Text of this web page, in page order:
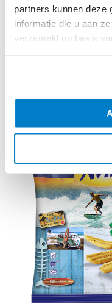
partners kunnen deze
informatie die u aan
verzameld op basis
Extra loaded!Bestrooi de
feta.